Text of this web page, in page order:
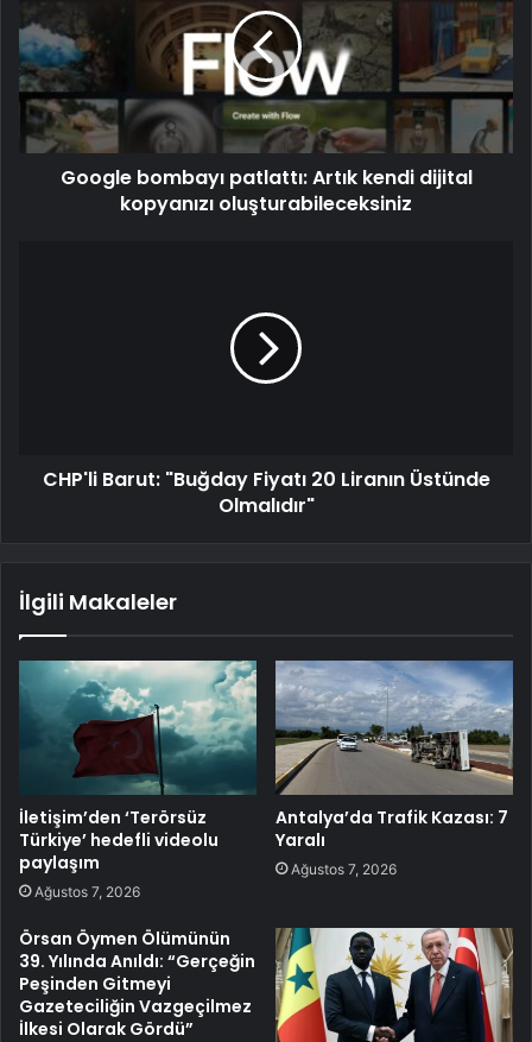
Google bombayı patlattı: Artık kendi dijital
kopyanızı oluşturabileceksiniz
CHP'li Barut: "Buğday Fiyatı 20 Liranın Üstünde
Olmalıdır"
İlgili Makaleler
İletişim’den ‘Terörsüz
Türkiye’ hedefli videolu
paylaşım
Ağustos 7, 2026
Antalya’da Trafik Kazası: 7
Yaralı
Ağustos 7, 2026
Örsan Öymen Ölümünün
39. Yılında Anıldı: “Gerçeğin
Peşinden Gitmeyi
Gazeteciliğin Vazgeçilmez
İlkesi Olarak Gördü”